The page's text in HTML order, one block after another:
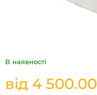
В наявності
від 4 500.00